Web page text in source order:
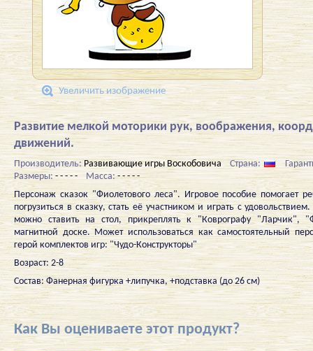
Увеличить изображение
Развитие мелкой моторики рук, воображения,
движений.
Производитель:Развивающие игры Воскобовича Страна:
Размеры: - - - - - Масса:- - - - -
Персонаж сказок "Фиолетового леса". Игровое пособие помогает
погрузиться в сказку, стать её участником и играть с
можно ставить на стол, прикреплять к "Коврографу "Ларчик",
магнитной доске. Может использоваться как самостоятельный
герой комплектов игр: "Чудо-Конструкторы"
Возраст: 2-8
Состав: Фанерная фигурка +липучка, +подставка (до 26 см)
Как Вы оцениваете этот продукт?